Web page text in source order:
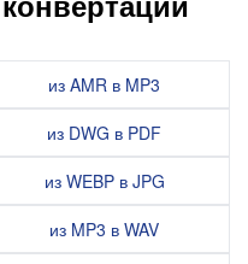
из AMR в MP3
из DWG в PDF
из WEBP в JPG
из MP3 в WAV